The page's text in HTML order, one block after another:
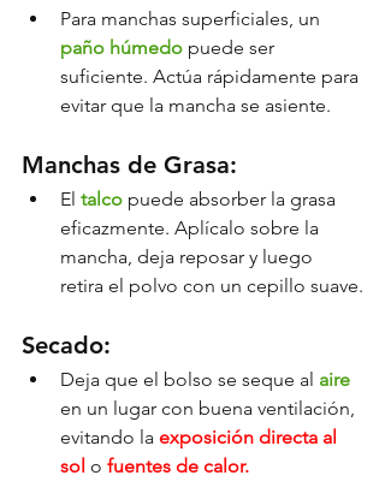
Para manchas superficiales, un
paño húmedo puede ser
suficiente. Actúa rápidamente para
evitar que la mancha se asiente.
Manchas de Grasa:
El talco puede absorber la grasa
eficazmente. Aplícalo sobre la
mancha, deja reposar y luego
retira el polvo con un cepillo suave.
Secado:
Deja que el bolso se seque al aire
en un lugar con buena ventilación,
evitando la exposición directa al
sol o fuentes de calor.